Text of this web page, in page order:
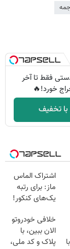
فقط تا آخر
خورد!🔥
تخفیف
اشتراک الماس
ماز: برای رتبه
یک‌های کنکور!
خلافی خودروتو
الان ببین، با
پلاک و کد ملی،